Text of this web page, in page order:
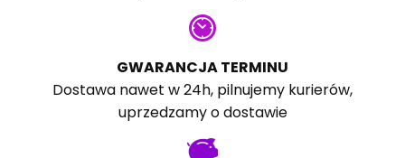
GWARANCJA TERMINU
Dostawa nawet w 24h, pilnujemy kurierów,
uprzedzamy o dostawie